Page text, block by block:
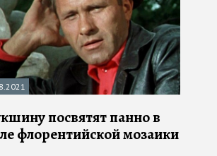
посвятят панно в
флорентийской мозаики